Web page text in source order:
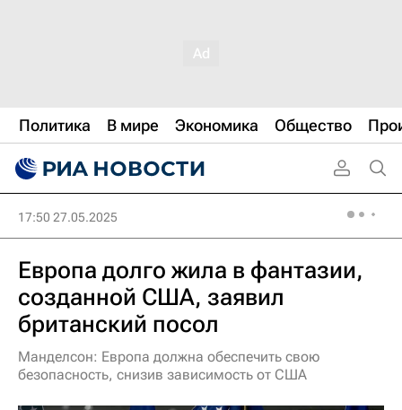
Политика В мире Экономика Общество
17:50 27.05.2025
Европа долго жила в фантазии,
созданной США, заявил
британский посол
Манделсон: Европа должна обеспечить свою
безопасность, снизив зависимость от США